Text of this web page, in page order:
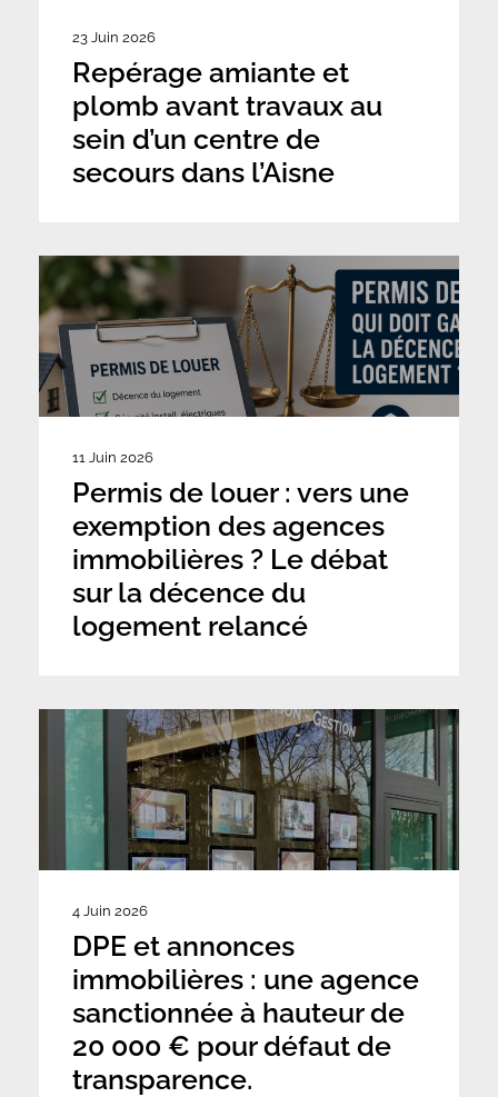
23 Juin 2026
Repérage amiante et
plomb avant travaux au
sein d’un centre de
secours dans l’Aisne
11 Juin 2026
Permis de louer : vers une
exemption des agences
immobilières ? Le débat
sur la décence du
logement relancé
4 Juin 2026
DPE et annonces
immobilières : une agence
sanctionnée à hauteur de
20 000 € pour défaut de
transparence.